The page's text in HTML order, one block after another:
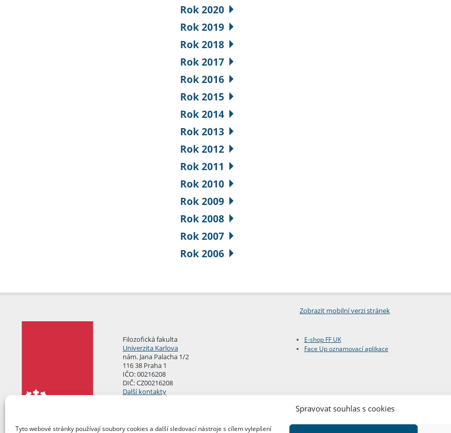
Spravovat souhlas s cookies
Tyto webové stránky používají soubory cookies a další sledovací nástroje s cílem vylepšení
Rok 2020
Rok 2019
Rok 2018
Rok 2017
Rok 2016
Rok 2015
Rok 2014
Rok 2013
Rok 2012
Rok 2011
Rok 2010
Rok 2009
Rok 2008
Rok 2007
Rok 2006
Zobrazit mobilní verzi stránek
Filozofická fakulta
Univerzita Karlova
nám. Jana Palacha 1/2
116 38 Praha 1
IČO: 00216208
DIČ: CZ00216208
Další kontakty
E-shop FF UK
Face Up oznamovací aplikace